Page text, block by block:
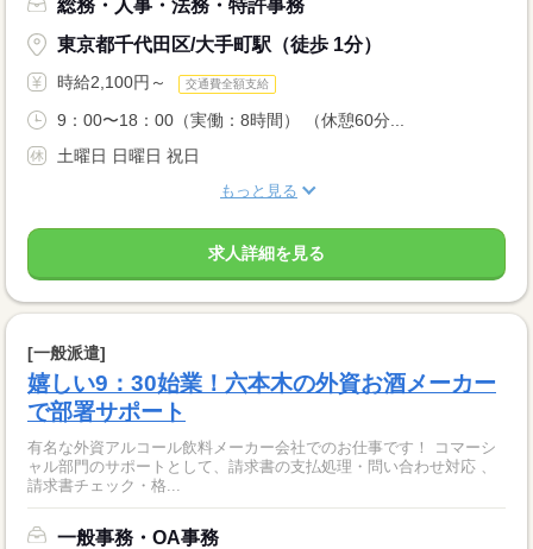
総務・人事・法務・特許事務
東京都千代田区/大手町駅（徒歩 1分）
時給2,100円～ 交通費全額支給
9：00〜18：00（実働：8時間） （休憩60分...
土曜日 日曜日 祝日
もっと見る
求人詳細を見る
[一般派遣]
嬉しい9：30始業！六本木の外資お酒メーカー
で部署サポート
有名な外資アルコール飲料メーカー会社でのお仕事です！ コマーシ
ャル部門のサポートとして、請求書の支払処理・問い合わせ対応 、
請求書チェック・格...
一般事務・OA事務